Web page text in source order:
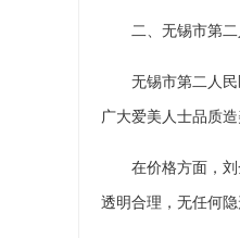
二、无锡市第
无锡市第二人
广大爱美人士品质
在价格方面，
透明合理，无任何隐